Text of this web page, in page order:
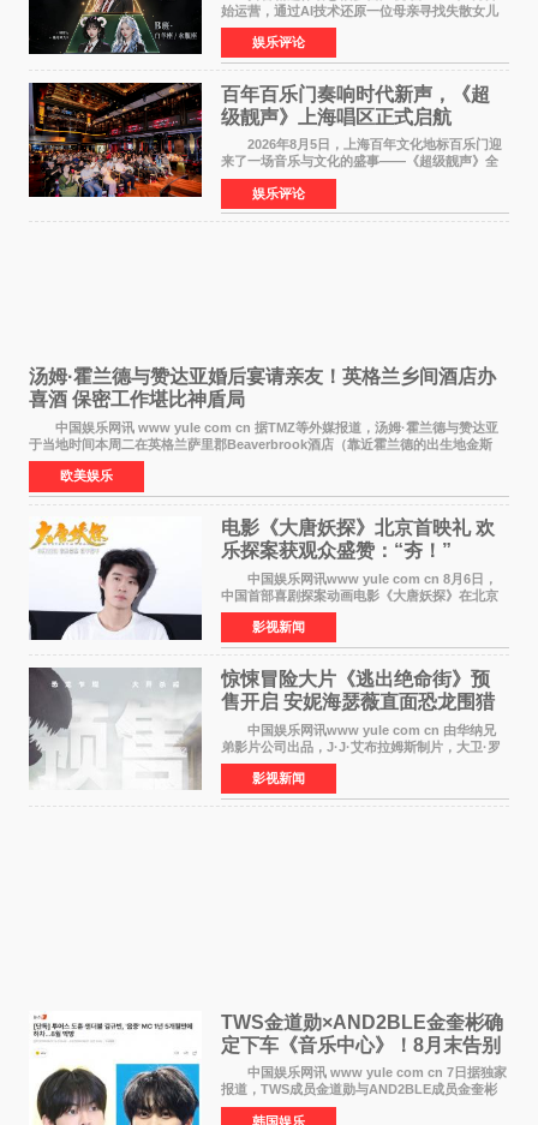
始运营，通过AI技术还原一位母亲寻找失散女儿
的故事，凭借强情感表达获得大量用户关注，发
布仅21小时便获得超1亿曝光、超1000万互动。
此后，账号持续沿
娱乐评论
百年百乐门奏响时代新声，《超
级靓声》上海唱区正式启航
2026年8月5日，上海百年文化地标百乐门迎
来了一场音乐与文化的盛事——《超级靓声》全
国励志音乐公益节目上海唱区新闻发布会暨启动
仪式在此隆重举行。各界领导、嘉宾与媒体朋友
齐聚一堂，共同
娱乐评论
汤姆·霍兰德与赞达亚婚后宴请亲友！英格兰乡间酒店办
喜酒 保密工作堪比神盾局
中国娱乐网讯 www yule com cn 据TMZ等外媒报道，汤姆·霍兰德与赞达亚
于当地时间本周二在英格兰萨里郡Beaverbrook酒店（靠近霍兰德的出生地金斯
顿）举办婚宴，邀请家人与朋友们喝喜酒，庆祝
欧美娱乐
电影《大唐妖探》北京首映礼 欢
乐探案获观众盛赞：“夯！”
中国娱乐网讯www yule com cn 8月6日，
中国首部喜剧探案动画电影《大唐妖探》在北京
举办电影首映礼。导演程腾、联合导演黄珉、总
制片人曹紫建、制片人李莹莹，配音导演张喆，
对白指导程寅，领
影视新闻
惊悚冒险大片《逃出绝命街》预
售开启 安妮海瑟薇直面恐龙围猎
中国娱乐网讯www yule com cn 由华纳兄
弟影片公司出品，J·J·艾布拉姆斯制片，大卫·罗
伯特·米切尔执导，好莱坞巨星安妮·海瑟薇和伊万
·麦克格雷格领衔主演的2026暑期惊悚冒险大片
《逃出绝
影视新闻
TWS金道勋×AND2BLE金奎彬确
定下车《音乐中心》！8月末告别
MC席位
中国娱乐网讯 www yule com cn 7日据独家
报道，TWS成员金道勋与AND2BLE成员金奎彬
将于8月离开《音乐中心》MC的位置。 金道
韩国娱乐